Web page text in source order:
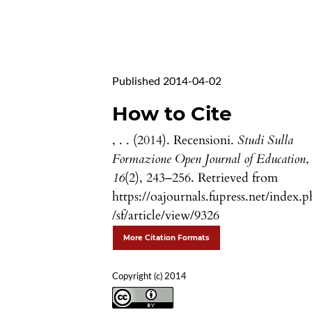
Published 2014-04-02
How to Cite
, . . (2014). Recensioni.Studi Sulla
Formazione Open Journal of Education,
16(2), 243–256. Retrieved from
https://oajournals.fupress.net/
/sf/article/view/9326
More Citation Formats
Copyright (c) 2014